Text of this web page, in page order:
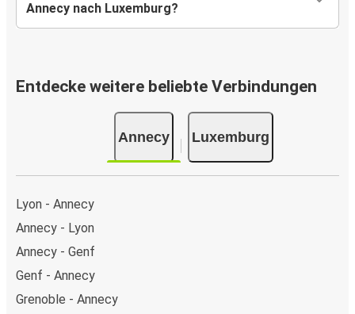
Annecy nach Luxemburg?
Entdecke weitere beliebte Verbindungen
Annecy Luxemburg
Lyon - Annecy
Annecy - Lyon
Annecy - Genf
Genf - Annecy
Grenoble - Annecy